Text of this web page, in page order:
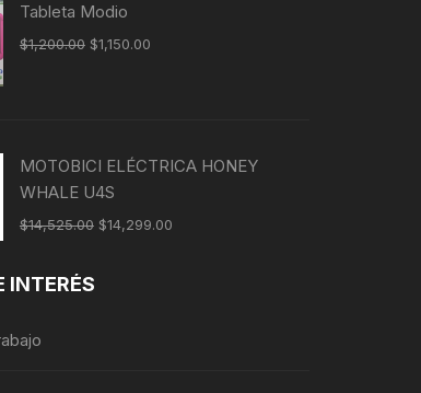
Tableta Modio
$1,200.00 $1,150.00
MOTOBICI ELÉCTRICA HONEY
WHALE U4S
$14,525.00 $14,299.00
INTERÉS